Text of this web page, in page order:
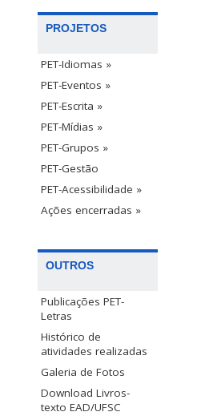
PROJETOS
PET-Idiomas »
PET-Eventos »
PET-Escrita »
PET-Mídias »
PET-Grupos »
PET-Gestão
PET-Acessibilidade »
Ações encerradas »
OUTROS
Publicações PET-
Letras
Histórico de
atividades realizadas
Galeria de Fotos
Download Livros-
texto EAD/UFSC